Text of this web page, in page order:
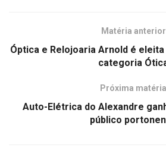
Matéria anterior
Óptica e Relojoaria Arnold é
categoria
Próxima matéria
Auto-Elétrica do Alexandre
público